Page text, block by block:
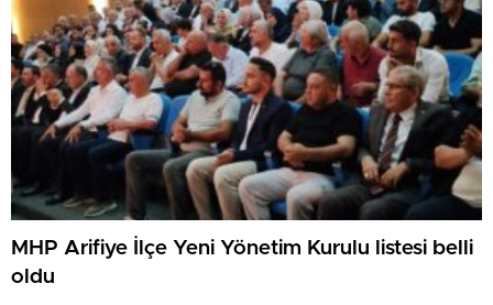
MHP Arifiye İlçe Yeni Yönetim Kurulu listesi belli
oldu